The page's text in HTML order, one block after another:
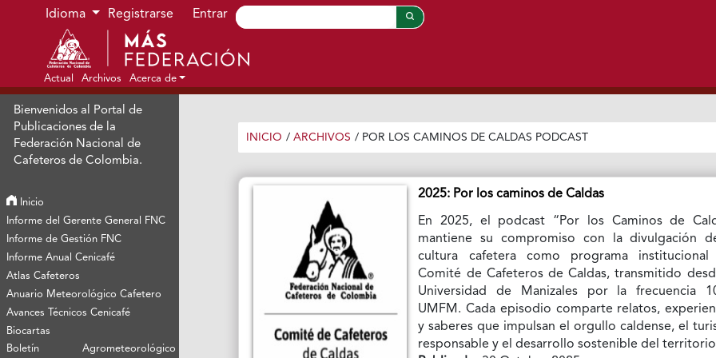
Ir al menú de navegación principal
Ir al contenido principal
Ir al pie de página del sitio
Idioma Registrarse Entrar
Actual Archivos Acerca de
Bienvenidos al Portal de
Publicaciones de la
Federación Nacional de
Cafeteros de Colombia.
Inicio
Informe del Gerente General FNC
Informe de Gestión FNC
Informe Anual Cenicafé
Atlas Cafeteros
Anuario Meteorológico Cafetero
Avances Técnicos Cenicafé
Biocartas
Boletín Agrometeorológico
INICIO / ARCHIVOS / POR LOS CAMINOS DE CALDAS PODCAST
2025: Por los caminos de Caldas
En 2025, el podcast “Por los Caminos de
mantiene su compromiso con la divulgación
cultura cafetera como programa institucional
Comité de Cafeteros de Caldas, transmitido
Universidad de Manizales por la frecuencia
UMFM. Cada episodio comparte relatos,
y saberes que impulsan el orgullo caldense, el
responsable y el desarrollo sostenible del